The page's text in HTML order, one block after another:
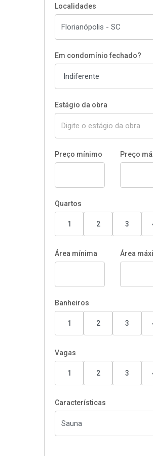
Localidades
Em condomínio fechado?
Estágio da obra
Preço mínimo Preço
Quartos
1 2 3
Área mínima Área
Banheiros
1 2 3
Vagas
1 2 3
Características